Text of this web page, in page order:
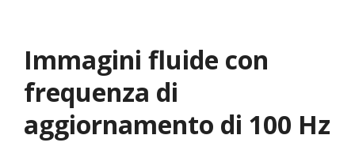
Immagini fluide con
frequenza di
aggiornamento di 100 Hz